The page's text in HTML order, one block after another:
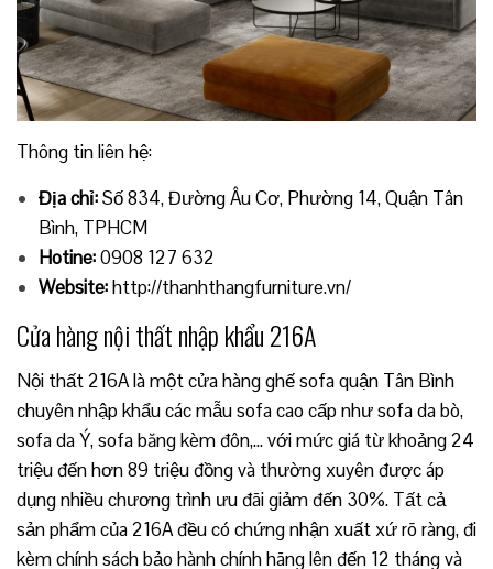
Thông tin liên hệ:
Địa chỉ:Số 834, Đường Âu Cơ, Phường 14, Quận Tân
Bình, TPHCM
Hotine:0908 127 632
Website:http://thanhthangfurniture.vn/
Cửa hàng nội thất nhập khẩu 216A
Nội thất 216A là một cửa hàng ghế sofa quận Tân Bình
chuyên nhập khẩu các mẫu sofa cao cấp như sofa da bò,
sofa da Ý, sofa băng kèm đôn,… với mức giá từ khoảng 24
triệu đến hơn 89 triệu đồng và thường xuyên được áp
dụng nhiều chương trình ưu đãi giảm đến 30%. Tất cả
sản phẩm của 216A đều có chứng nhận xuất xứ rõ ràng, đi
kèm chính sách bảo hành chính hãng lên đến 12 tháng và